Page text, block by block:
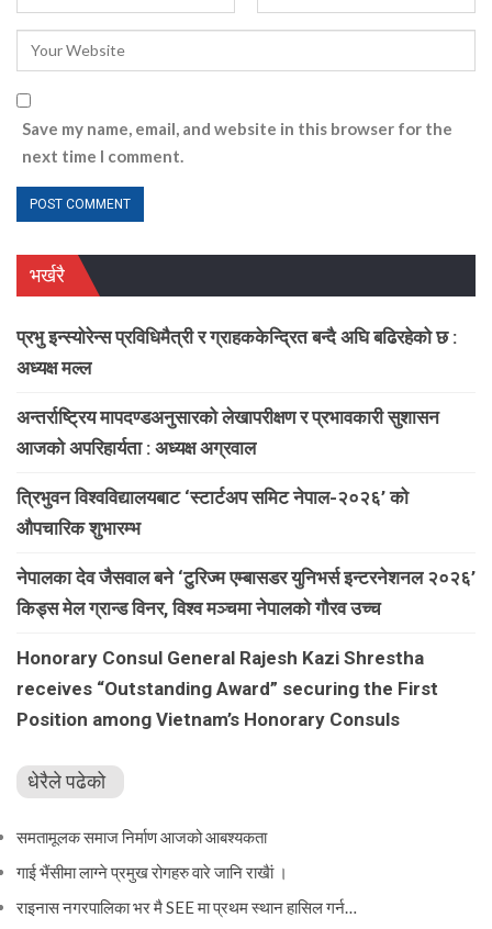
Save my name, email, and website in this browser for the
next time I comment.
भर्खरै
प्रभु इन्स्योरेन्स प्रविधिमैत्री र ग्राहककेन्द्रित बन्दै अघि बढिरहेको छ :
अध्यक्ष मल्ल
अन्तर्राष्ट्रिय मापदण्डअनुसारको लेखापरीक्षण र प्रभावकारी सुशासन
आजको अपरिहार्यता : अध्यक्ष अग्रवाल
त्रिभुवन विश्वविद्यालयबाट ‘स्टार्टअप समिट नेपाल-२०२६’ को
औपचारिक शुभारम्भ
नेपालका देव जैसवाल बने ‘टुरिज्म एम्बासडर युनिभर्स इन्टरनेशनल २०२६’
किड्स मेल ग्रान्ड विनर, विश्व मञ्चमा नेपालको गौरव उच्च
Honorary Consul General Rajesh Kazi Shrestha
receives “Outstanding Award” securing the First
Position among Vietnam’s Honorary Consuls
धेरैले पढेको
समतामूलक समाज निर्माण आजको आबश्यकता
गाई भैंसीमा लाग्ने प्रमुख रोगहरु वारे जानि राखैां ।
राइनास नगरपालिका भर मै SEE मा प्रथम स्थान हासिल गर्न…